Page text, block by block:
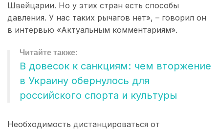
Швейцарии. Но у этих стран есть способы
давления. У нас таких рычагов нет», – говорил он
в интервью «Актуальным комментариям».
В довесок к санкциям: чем вторжение
в Украину обернулось для
российского спорта и культуры
Необходимость дистанцироваться от